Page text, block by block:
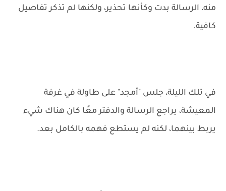
منه، الرسالة بدت وكأنها تحذير، ولكنها لم تذكر تفاصيل
كافية.
في تلك الليلة، جلس "أمجد" على طاولة في غرفة
المعيشة، يراجع الرسالة والدفتر معًا كان هناك شيء
يربط بينهما، لكنه لم يستطع فهمه بالكامل بعد.